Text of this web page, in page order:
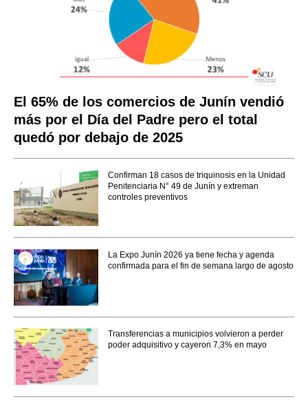
El 65% de los comercios de Junín vendió
más por el Día del Padre pero el total
quedó por debajo de 2025
Confirman 18 casos de triquinosis en la Unidad
Penitenciaria N° 49 de Junín y extreman
controles preventivos
La Expo Junín 2026 ya tiene fecha y agenda
confirmada para el fin de semana largo de agosto
Transferencias a municipios volvieron a perder
poder adquisitivo y cayeron 7,3% en mayo